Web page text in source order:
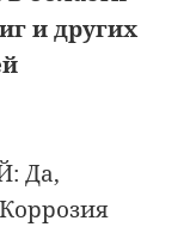
и других
Да,